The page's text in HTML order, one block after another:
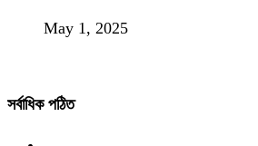
May 1, 2025
সর্বাধিক পঠিত